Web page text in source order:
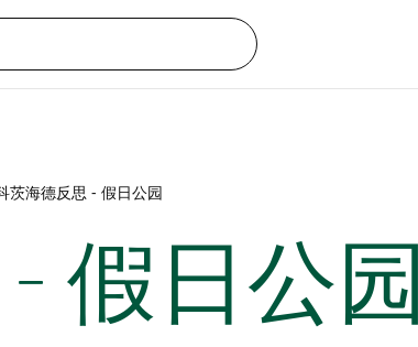
茨海德反思 - 假日公园
假日公园